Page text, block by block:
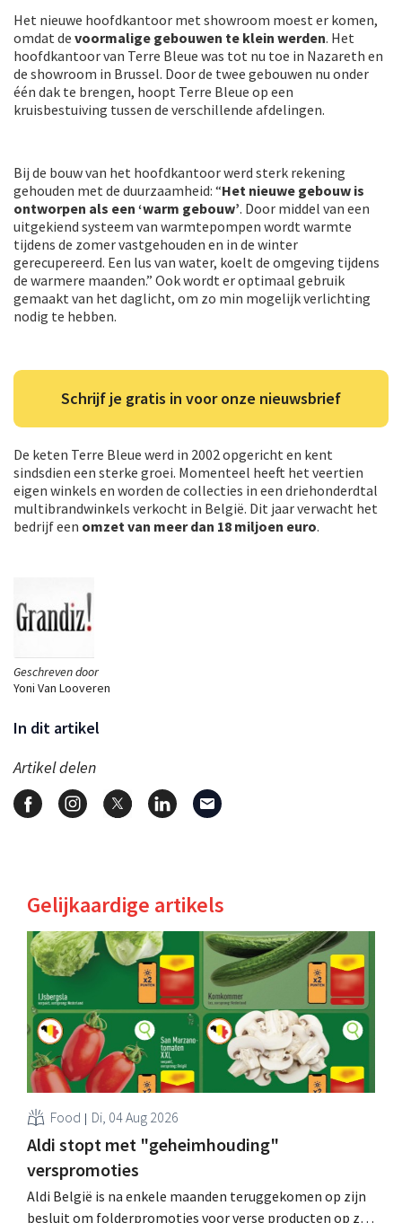
Geschreven door
Yoni Van Looveren
In dit artikel
Artikel delen
Het nieuwe hoofdkantoor met showroom moest er komen,
omdat de voormalige gebouwen te klein werden. Het
hoofdkantoor van Terre Bleue was tot nu toe in Nazareth en
de showroom in Brussel. Door de twee gebouwen nu onder
één dak te brengen, hoopt Terre Bleue op een
kruisbestuiving tussen de verschillende afdelingen.
Bij de bouw van het hoofdkantoor werd sterk rekening
gehouden met de duurzaamheid: “Het nieuwe gebouw is
ontworpen als een ‘warm gebouw’. Door middel van een
uitgekiend systeem van warmtepompen wordt warmte
tijdens de zomer vastgehouden en in de winter
gerecupereerd. Een lus van water, koelt de omgeving tijdens
de warmere maanden.” Ook wordt er optimaal gebruik
gemaakt van het daglicht, om zo min mogelijk verlichting
nodig te hebben.
Schrijf je gratis in voor onze nieuwsbrief
De keten Terre Bleue werd in 2002 opgericht en kent
sindsdien een sterke groei. Momenteel heeft het veertien
eigen winkels en worden de collecties in een driehonderdtal
multibrandwinkels verkocht in België. Dit jaar verwacht het
bedrijf een omzet van meer dan 18 miljoen euro.
Gelijkaardige artikels
Food Di, 04 Aug 2026
Aldi stopt met "geheimhouding"
verspromoties
Aldi België is na enkele maanden teruggekomen op zijn
besluit om folderpromoties voor verse producten op zijn